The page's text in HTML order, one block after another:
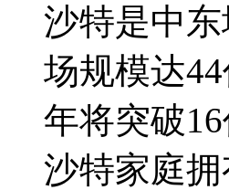
沙特是中
场规模达
年将突破
沙特家庭